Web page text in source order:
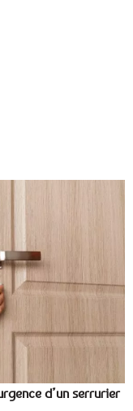
d’un serrurier